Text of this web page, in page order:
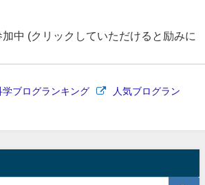
中 (クリックしていただけると励みに
学ブログランキング
人気ブログラン